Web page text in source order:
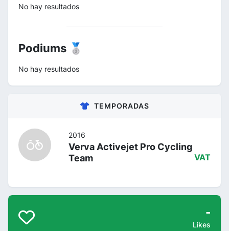
No hay resultados
Podiums 🥈
No hay resultados
TEMPORADAS
2016
Verva Activejet Pro Cycling
Team
VAT
-
Likes